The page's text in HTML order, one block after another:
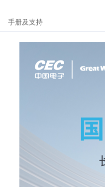
手册及支持